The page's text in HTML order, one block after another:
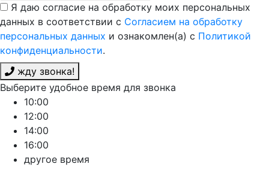
Я даю согласие на обработку моих персональных
данных в соответствии с Согласием на обработку
персональных данных и ознакомлен(а) с Политикой
конфиденциальности.
жду звонка!
Выберите удобное время для звонка
10:00
12:00
14:00
16:00
другое время